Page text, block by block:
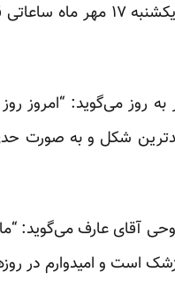
حکم ۷۴ ضربه شلاق برای پیمان عارف،
می‌گوید: “امروز
شکل و به صورت
عارف می‌گوید: “ما
و امیدوارم در